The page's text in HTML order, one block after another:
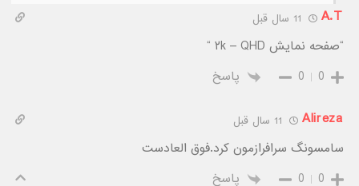
A.T
“صفحه نمایش ۲k – QHD “
0
0 پاسخ
Alireza
سامسونگ سرافرازمون کرد.فوق العادست
0
0
پاسخ